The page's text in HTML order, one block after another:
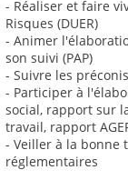
- Réaliser et faire
Risques (DUER)
- Animer
son suivi (PAP)
- Suivre les
- Participer à
social, rapport sur
travail, rapport
- Veiller à la bonne
réglementaires